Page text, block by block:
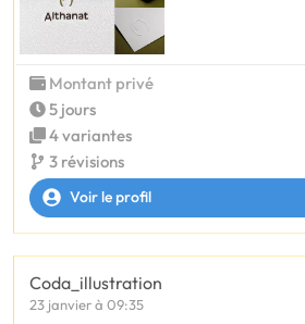
Montant privé
5 jours
4 variantes
3 révisions
Voir le profil
Coda_illustration
23 janvier à 09:35